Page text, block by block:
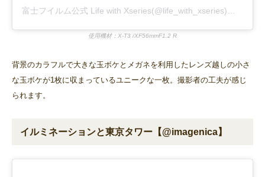
富士フイルム公式 Life with Xseries(@life_with_xseries)がシェアした投稿
使用機材：X-T3 /XF56mmF1.2 R
背景のカラフルで大きな玉ボケとメガネを利用したレンズ越しの小さ
な玉ボケが1枚に収まっているユニークな一枚。撮影者の工夫が感じ
られます。
イルミネーションと東京タワー【@imagenica】